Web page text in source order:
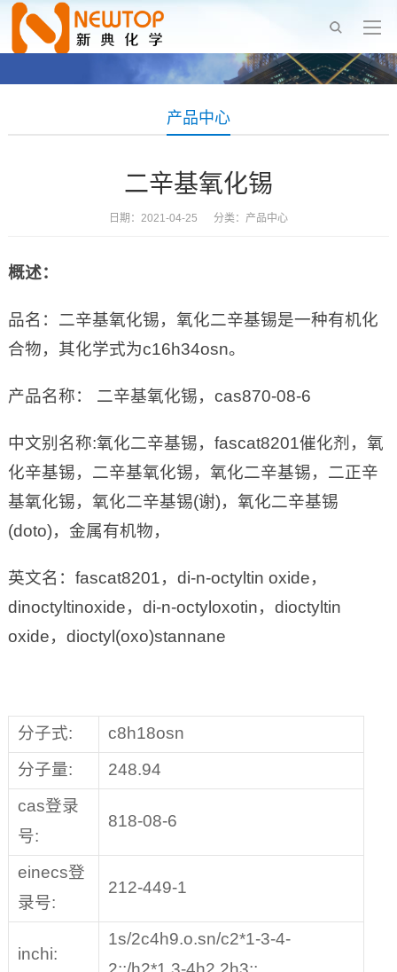
产品中心
二辛基氧化锡
日期：2021-04-25 分类： 产品中心
概述：
品名：二辛基氧化锡，氧化二辛基锡是一种有机化
合物，其化学式为c16h34osn。
产品名称： 二辛基氧化锡，cas870-08-6
中文别名称:氧化二辛基锡，fascat8201催化剂，氧
化辛基锡，二辛基氧化锡，氧化二辛基锡，二正辛
基氧化锡，氧化二辛基锡(谢)，氧化二辛基锡
(doto)，金属有机物，
英文名：fascat8201，di-n-octyltin oxide，
dinoctyltinoxide，di-n-octyloxotin，dioctyltin
oxide，dioctyl(oxo)stannane
分子式:
c8h18osn
分子量:
248.94
cas登录
号:
818-08-6
einecs登
录号:
212-449-1
inchi:
1s/2c4h9.o.sn/c2*1-3-4-